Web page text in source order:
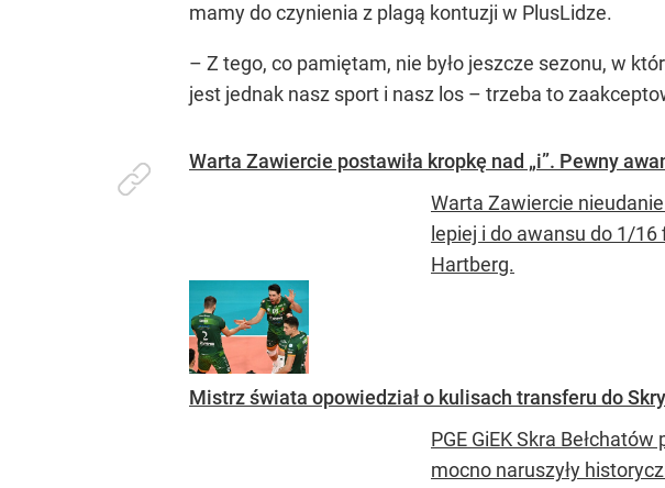
mamy do czynienia z plagą kontuzji w PlusLidze.
– Z tego, co pamiętam, nie było jeszcze sezonu, w
jest jednak nasz sport i nasz los – trzeba to
Warta Zawiercie postawiła kropkę nad „i”. Pewny
Warta Zawiercie
lepiej i do awansu do 1/
Hartberg.
Mistrz świata opowiedział o kulisach transferu do
PGE GiEK Skra
mocno naruszyły